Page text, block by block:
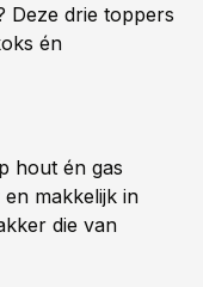
Deze drie toppers
én
hout én gas
makkelijk in
die van